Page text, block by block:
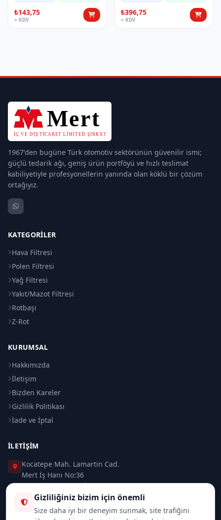
₺143,75
+ KDV
₺396,75
+ KDV
1967'den bugüne Türk otomotiv sektörünün güvenilir ismi;
güçlü tedarik ağı, geniş ürün portföyü ve hızlı teslimat
kabiliyetiyle profesyonellerin yanında olan köklü bir çözüm
ortağıyız.
KATEGORILER
Hava Filtresi
Polen Filtresi
Yağ Filtresi
Yakıt/Mazot Filtresi
Rotbaşı
Z-Rot
KURUMSAL
Hakkımızda
İletişim
Bizden Kareler
Gizlilik Politikası
İade ve İptal
İLETIŞIM
Kocatepe Mah. Lamartin Cad.
Mert İş Hanı No:36
Taksim / Beyoğlu / İSTANBUL
0 (212) 235 37 83
Gizliliğiniz bizim için önemli
Size daha iyi bir deneyim sunmak, site trafiğini